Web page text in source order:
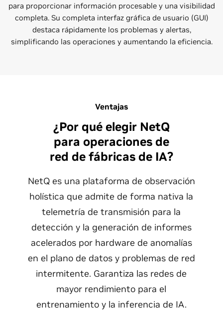
para proporcionar información procesable y una visibilidad
completa. Su completa interfaz gráfica de usuario (GUI)
destaca rápidamente los problemas y alertas,
simplificando las operaciones y aumentando la eficiencia.
Ventajas
¿Por qué elegir NetQ
para operaciones de
red de fábricas de IA?
NetQ es una plataforma de observación
holística que admite de forma nativa la
telemetría de transmisión para la
detección y la generación de informes
acelerados por hardware de anomalías
en el plano de datos y problemas de red
intermitente. Garantiza las redes de
mayor rendimiento para el
entrenamiento y la inferencia de IA.